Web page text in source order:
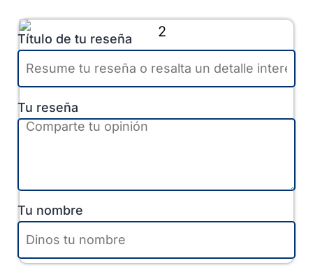
Título de tu reseña
Tu reseña
Tu nombre